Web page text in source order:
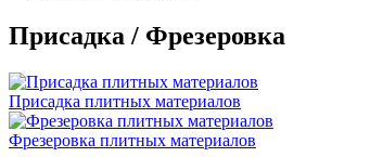
Присадка / Фрезеровка
Присадка плитных материалов
Фрезеровка плитных материалов